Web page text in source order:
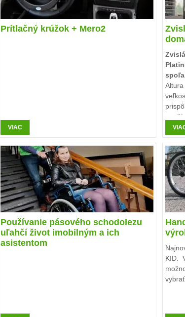
jeho
Prítlačný krúžok + Mero2
VIAC
Používanie pásového schodolezu
uľahčí život imobilným a ich
asistentom
KID.